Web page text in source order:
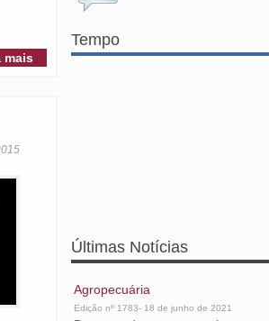
mais
Tempo
Últimas Notícias
Agropecuária
Edição nº 1783- 18 de junho de 2021